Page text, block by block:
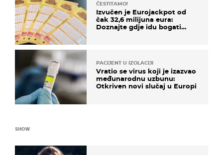
ČESTITAMO!
Izvučen je Eurojackpot od
čak 32,6 milijuna eura:
Doznajte gdje idu bogati
PACIJENT U IZOLACIJI
Vratio se virus koji je izazvao
međunarodnu uzbunu:
Otkriven novi slučaj u Europi
SHOW